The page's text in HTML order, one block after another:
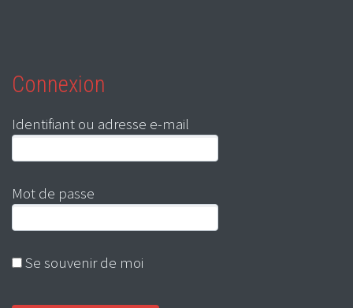
Connexion
Identifiant ou adresse e-mail
Mot de passe
Se souvenir de moi